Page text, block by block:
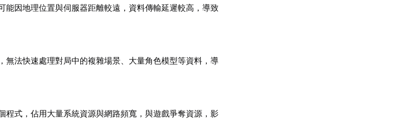
能因地理位置與伺服器距離較遠，資料傳輸延遲較高，導致
無法快速處理對局中的複雜場景、大量角色模型等資料，導
程式，佔用大量系統資源與網路頻寬，與遊戲爭奪資源，影